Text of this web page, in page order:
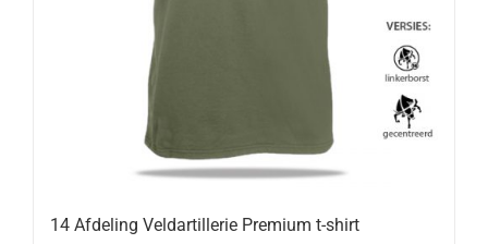
14 Afdeling Veldartillerie Premium t-shirt